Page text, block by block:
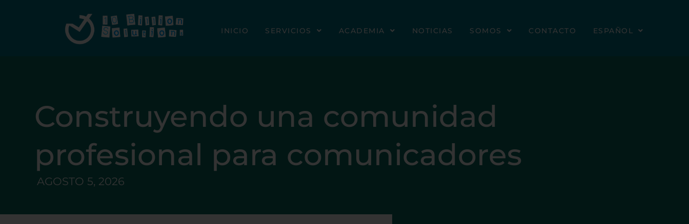
INICIO SERVICIOS ACADEMIA NOTICIAS SOMOS CONTACTO ESPAÑOL
Construyendo una comunidad
profesional para comunicadores
AGOSTO 5, 2026